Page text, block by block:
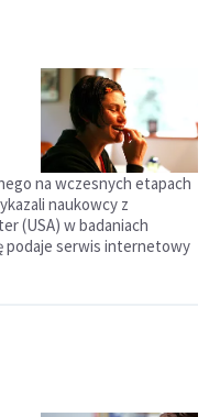
na wczesnych etapach
naukowcy z
(USA) w badaniach
podaje serwis internetowy